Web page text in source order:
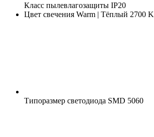
Класс пылевлагозащиты IP20
Цвет свечения Warm | Тёплый 2700 K
Типоразмер светодиода SMD 5060